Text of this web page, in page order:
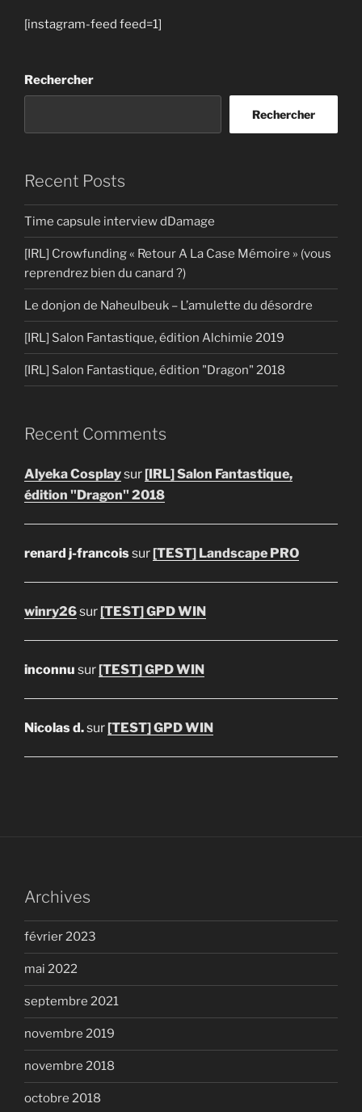
[instagram-feed feed=1]
Rechercher
Rechercher
Recent Posts
Time capsule interview dDamage
[IRL] Crowfunding « Retour A La Case Mémoire » (vous
reprendrez bien du canard ?)
Le donjon de Naheulbeuk – L’amulette du désordre
[IRL] Salon Fantastique, édition Alchimie 2019
[IRL] Salon Fantastique, édition "Dragon" 2018
Recent Comments
Alyeka Cosplaysur[IRL] Salon Fantastique,
édition "Dragon" 2018
renard j-francoissur[TEST] Landscape PRO
winry26sur[TEST] GPD WIN
inconnu sur[TEST] GPD WIN
Nicolas d.sur[TEST] GPD WIN
Archives
février 2023
mai 2022
septembre 2021
novembre 2019
novembre 2018
octobre 2018